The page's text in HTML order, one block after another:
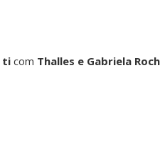
ticom Thalles e Gabriela